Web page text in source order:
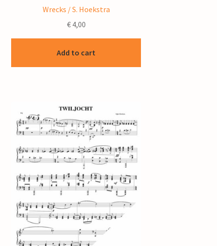
Wrecks / S. Hoekstra
€4,00
Add to cart